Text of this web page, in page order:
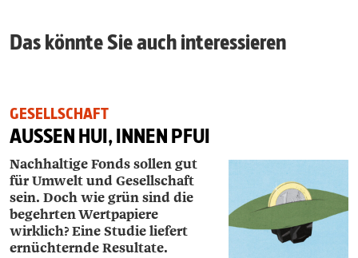
Das könnte Sie auch interessieren
GESELLSCHAFT
AUSSEN HUI, INNEN PFUI
Nachhaltige Fonds sollen gut
für Um­welt und Gesellschaft
sein. Doch wie grün sind die
begehrten Wertpapiere
wirklich? Eine Studie liefert
ernüchternde Resultate.